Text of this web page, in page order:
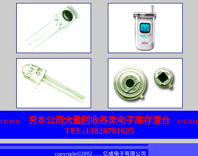
::::::: 另本公司大量回收各类电子库存清仓:::::::
TEL:13828781625
copyright©2002....... 亿成电子有限公司